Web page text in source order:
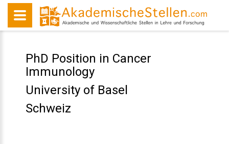
PhD Position in Cancer
Immunology
University of Basel
Schweiz